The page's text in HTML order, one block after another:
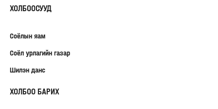
ХОЛБООСУУД
Соёлын яам
Соёл урлагийн газар
Шилэн данс
ХОЛБОО БАРИХ